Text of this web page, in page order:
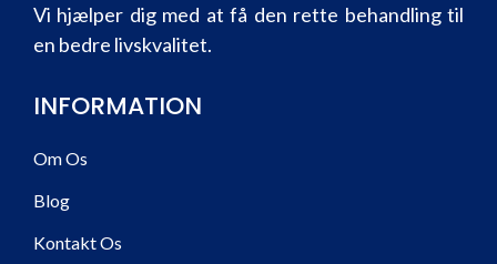
Vi hjælper dig med at få den rette behandling til
en bedre livskvalitet.
INFORMATION
Om Os
Blog
Kontakt Os